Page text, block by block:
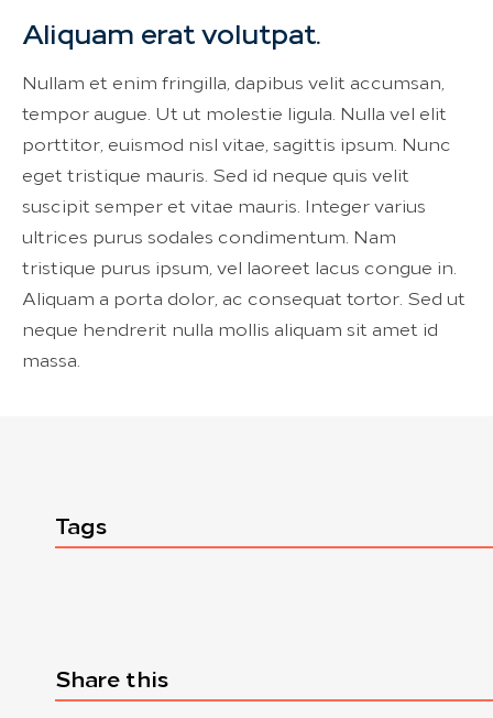
Aliquam erat volutpat.
Nullam et enim fringilla, dapibus velit accumsan,
tempor augue. Ut ut molestie ligula. Nulla vel elit
porttitor, euismod nisl vitae, sagittis ipsum. Nunc
eget tristique mauris. Sed id neque quis velit
suscipit semper et vitae mauris. Integer varius
ultrices purus sodales condimentum. Nam
tristique purus ipsum, vel laoreet lacus congue in.
Aliquam a porta dolor, ac consequat tortor. Sed ut
neque hendrerit nulla mollis aliquam sit amet id
massa.
Tags
Share this